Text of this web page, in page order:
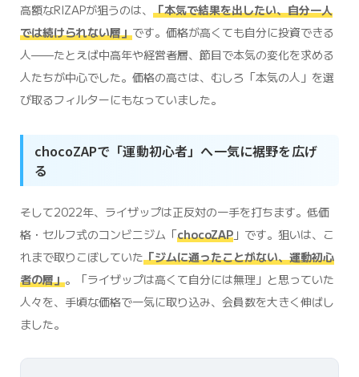
高額なRIZAPが狙うのは、 「本気で結果を出したい、自分一人
では続けられない層」です。価格が高くても自分に投資できる
人——たとえば中高年や経営者層、節目で本気の変化を求める
人たちが中心でした。価格の高さは、むしろ「本気の人」を選
び取るフィルターにもなっていました。
chocoZAPで「運動初心者」へ一気に裾野を広げ
る
そして2022年、ライザップは正反対の一手を打ちます。低価
格・セルフ式のコンビニジム「chocoZAP」です。狙いは、こ
れまで取りこぼしていた「ジムに通ったことがない、運動初心
者の層」。「ライザップは高くて自分には無理」と思っていた
人々を、手頃な価格で一気に取り込み、会員数を大きく伸ばし
ました。